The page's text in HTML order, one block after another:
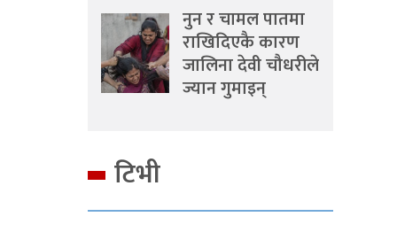
नुन र चामल पातमा
राखिदिएकै कारण
जालिना देवी चौधरीले
ज्यान गुमाइन्
टिभी